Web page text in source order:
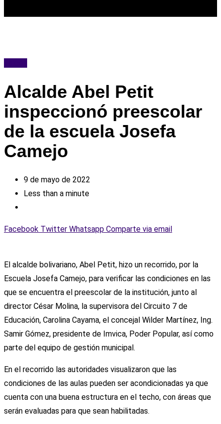
Alcalde Abel Petit
inspeccionó preescolar
de la escuela Josefa
Camejo
9 de mayo de 2022
Less than a minute
Facebook Twitter Whatsapp Comparte via email
El alcalde bolivariano, Abel Petit, hizo un recorrido, por la
Escuela Josefa Camejo, para verificar las condiciones en las
que se encuentra el preescolar de la institución, junto al
director César Molina, la supervisora del Circuito 7 de
Educación, Carolina Cayama, el concejal Wilder Martínez, Ing.
Samir Gómez, presidente de Imvica, Poder Popular, así como
parte del equipo de gestión municipal.
En el recorrido las autoridades visualizaron que las
condiciones de las aulas pueden ser acondicionadas ya que
cuenta con una buena estructura en el techo, con áreas que
serán evaluadas para que sean habilitadas.